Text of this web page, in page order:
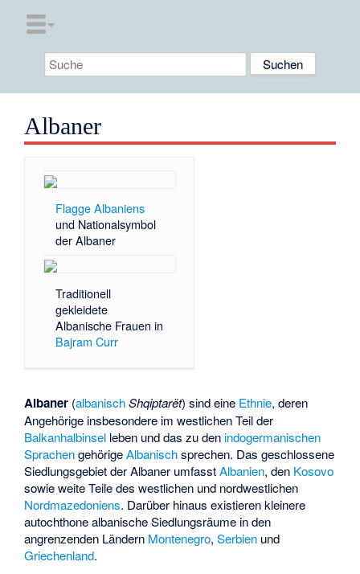
Albaner
Flagge Albaniens
und Nationalsymbol
der Albaner
Traditionell
gekleidete
Albanische Frauen in
Bajram Curr
Albaner (albanisch Shqiptarët) sind eine Ethnie, deren
Angehörige insbesondere im westlichen Teil der
Balkanhalbinsel leben und das zu den indogermanischen
SprachengehörigeAlbanischsprechen. Das geschlossene
Siedlungsgebiet der Albaner umfasstAlbanien, den Kosovo
sowie weite Teile des westlichen und nordwestlichen
Nordmazedoniens. Darüber hinaus existieren kleinere
autochthone albanische Siedlungsräume in den
angrenzenden Ländern Montenegro,Serbien und
Griechenland.